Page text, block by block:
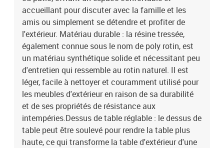
cm (l x P x H)Dimension du siège : 55 x 55 cm (l x P)Hauteur du
siège à partir du sol : 37 cmHauteur des accoudoirs à partir du sol
: 55 cmLargeur de l'accoudoir : 6 cmDimensions de la table
d'appoint : 25 x 23 cm (L x l)Table :Couleur : noirMatériau : résine
tressée, acier enduit de poudre, bois d'acacia massif avec finition à
l'huileDimensions : 100 x 55 x 44/73 cm (L x l x H)Coussin :Couleur
: blanc crèmeMatériau de la couverture : tissu (100 %
polyester)Matériau de remplissage du coussin de siège :
mousseMatériau de remplissage du coussin de dossier : fibre de
cotonDimensions du coussin de siège : 55 x 55 x 3 cm (l x P x
é)Dimensions du coussin de dossier : 55 x 45 x 13 cm (L x l x é)La
livraison contient :1 x canapé d'angle2 x siège central2 x canapé
avec accoudoirs1 x table6 x coussin de dossier5 x coussin de siège
avec housse amovible et lavable
accueillant pour discuter avec la famille et les
amis ou simplement se détendre et profiter de
l'extérieur. Matériau durable : la résine tressée,
également connue sous le nom de poly rotin, est
un matériau synthétique solide et nécessitant peu
d'entretien qui ressemble au rotin naturel. Il est
léger, facile à nettoyer et couramment utilisé pour
les meubles d'extérieur en raison de sa durabilité
et de ses propriétés de résistance aux
intempéries.Dessus de table réglable : le dessus de
table peut être soulevé pour rendre la table plus
haute, ce qui transforme la table d'extérieur d'une